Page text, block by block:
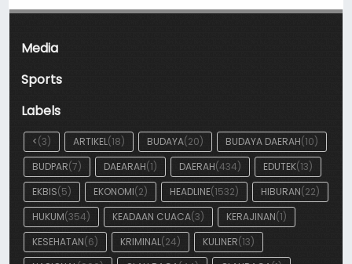
Media
Sports
Labels
<(3) ARTIKEL(18) BUDAYA(20) BUDAYA DAERAH(10)
BUDPAR(7) DAEARAH(1) DAERAH(434) EDUTEK(13)
EKBIS(5) EKONOMI(2) HEADLINE(1532) HIBURAN(22)
HUKUM(354) KEADAAN CUACA(3) KERAJINAN(1)
KESEHATAN(6) KRIMINAL(24) KULINER(13)